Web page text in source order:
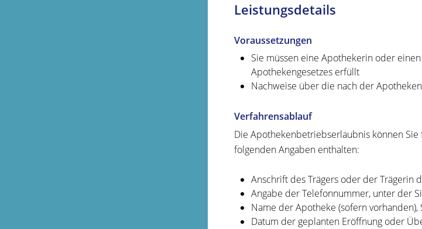
Leistungsdetails
Voraussetzungen
Sie müssen eine Apothekerin oder
Apothekengesetzes erfüllt
Nachweise über die nach der
Verfahrensablauf
Die Apothekenbetriebserlaubnis können
folgenden Angaben enthalten:
Anschrift des Trägers oder der Trägerin
Angabe der Telefonnummer, unter der
Name der Apotheke (sofern
Datum der geplanten Eröffnung oder